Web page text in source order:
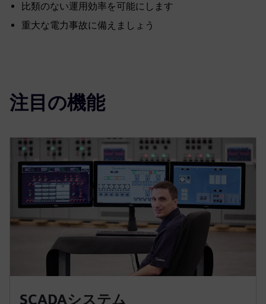
比類のない運用効率を可能にします
重大な電力事故に備えましょう
注目の機能
SCADAシステム